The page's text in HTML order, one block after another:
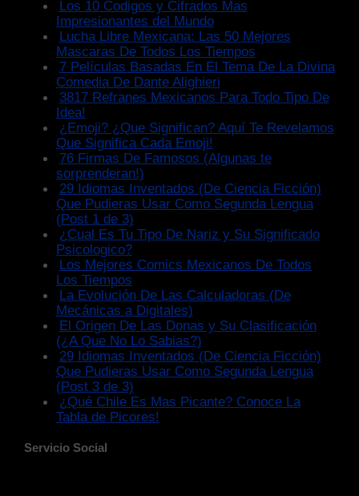
Los 10 Codigos y Cifrados Mas
Impresionantes del Mundo
Lucha Libre Mexicana: Las 50 Mejores
Mascaras De Todos Los Tiempos
7 Películas Basadas En El Tema De La Divina
Comedia De Dante Alighieri
3817 Refranes Mexicanos Para Todo Tipo De
Idea!
¿Emoji? ¿Que Significan? Aquí Te Revelamos
Que Significa Cada Emoji!
76 Firmas De Famosos (Algunas te
sorprenderan!)
29 Idiomas Inventados (De Ciencia Ficción)
Que Pudieras Usar Como Segunda Lengua
(Post 1 de 3)
¿Cual Es Tu Tipo De Nariz y Su Significado
Psicologico?
Los Mejores Comics Mexicanos De Todos
Los Tiempos
La Evolución De Las Calculadoras (De
Mecánicas a Digitales)
El Origen De Las Donas y Su Clasificación
(¿A Que No Lo Sabias?)
29 Idiomas Inventados (De Ciencia Ficción)
Que Pudieras Usar Como Segunda Lengua
(Post 3 de 3)
¿Qué Chile Es Mas Picante? Conoce La
Tabla de Picores!
Servicio Social